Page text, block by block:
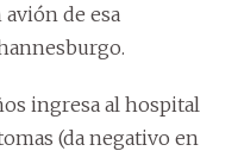
de esa
ingresa al hospital
(da negativo en